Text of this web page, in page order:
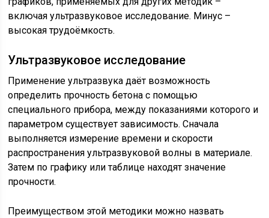
включая ультразвуковое исследование. Минус –
высокая трудоёмкость.
Ультразвуковое исследование
Применение ультразвука даёт возможность
определить прочность бетона с помощью
специального прибора, между показаниями которого и
параметром существует зависимость. Сначала
выполняется измерение времени и скорости
распространения ультразвуковой волны в материале.
Затем по графику или таблице находят значение
прочности.
Преимуществом этой методики можно назвать